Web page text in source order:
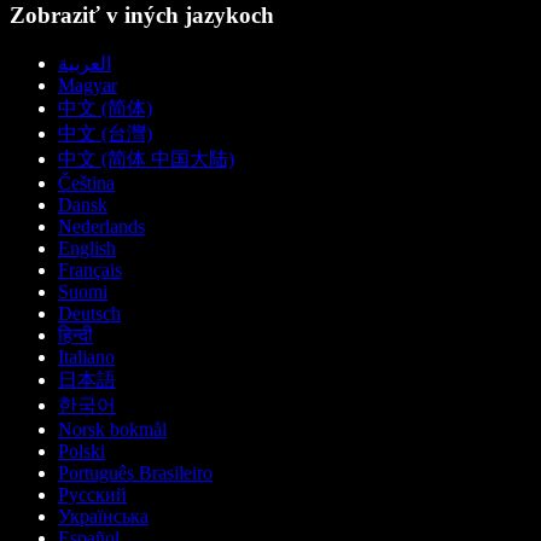
Zobraziť v iných jazykoch
العربية
Magyar
中文 (简体)
中文 (台灣)
中文 (简体 中国大陆)
Čeština
Dansk
Nederlands
English
Français
Suomi
Deutsch
हिन्दी
Italiano
日本語
한국어
Norsk bokmål
Polski
Português Brasileiro
Русский
Українська